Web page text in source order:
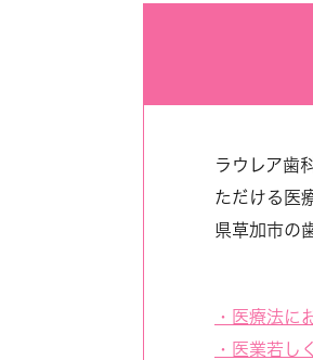
ラウレア歯
ただける医
県草加市の
・医療法に
・医業若し